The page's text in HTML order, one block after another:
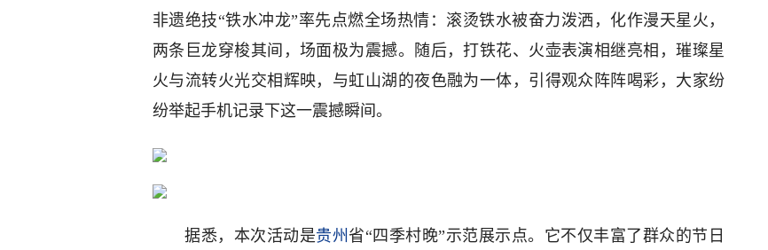
非遗绝技“铁水冲龙”率先点燃全场热情：滚烫铁水被奋力泼洒，化作漫天星火，
两条巨龙穿梭其间，场面极为震撼。随后，打铁花、火壶表演相继亮相，璀璨星
火与流转火光交相辉映，与虹山湖的夜色融为一体，引得观众阵阵喝彩，大家纷
纷举起手机记录下这一震撼瞬间。
据悉，本次活动是贵州省“四季村晚”示范展示点。它不仅丰富了群众的节日